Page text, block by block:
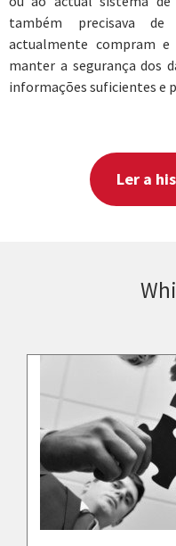
também precisava
actualmente compram
manter a segurança dos
informações suficientes e
Ler a